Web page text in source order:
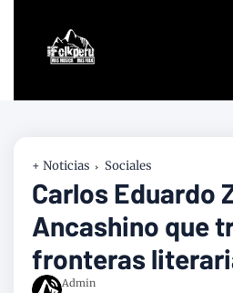
+ Noticias Sociales
Carlos Eduardo
Ancashino que
fronteras
Admin